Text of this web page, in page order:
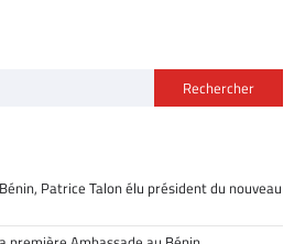
Rechercher
Patrice Talon élu président du nouveau